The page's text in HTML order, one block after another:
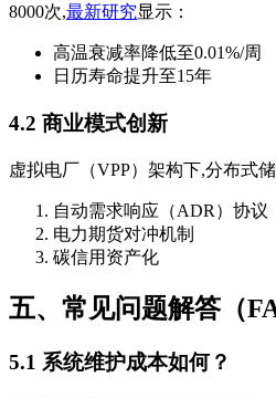
8000次,最新研究显示：
高温衰减率降低至0.01%/周
日历寿命提升至15年
4.2 商业模式创新
虚拟电厂（VPP）架构下,分布式
自动需求响应（ADR）协议
电力期货对冲机制
碳信用资产化
五、常见问题解答（
5.1 系统维护成本如何？